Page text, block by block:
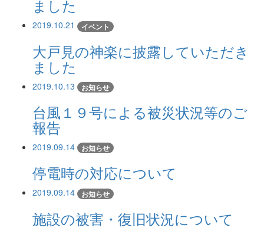
ました
2019.10.21 イベント
大戸見の神楽に披露していただき
ました
2019.10.13 お知らせ
台風１９号による被災状況等のご
報告
2019.09.14 お知らせ
停電時の対応について
2019.09.14 お知らせ
施設の被害・復旧状況について